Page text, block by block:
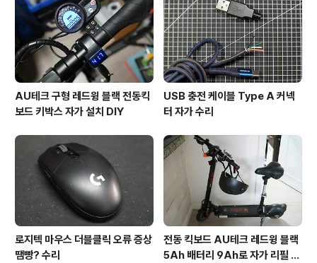
AU테크 구형 레드윙 블랙 전동킥
보드 키박스 자가 설치 DIY
USB 충전 케이블 Type A 커넥
터 자가 수리
로지텍 마우스 더블클릭 오류 증상
땜빵? 수리
전동 킥보드 AU테크 레드윙 블랙
5Ah 배터리 9Ah로 자가 리필 교